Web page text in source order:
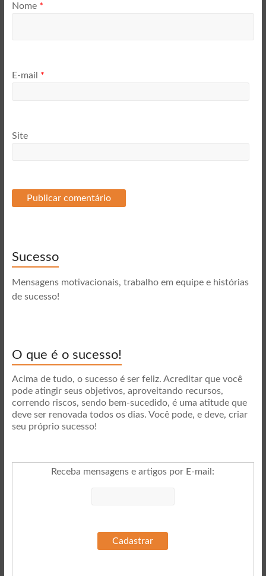
Nome *
E-mail *
Site
Sucesso
Mensagens motivacionais, trabalho em equipe e histórias
de sucesso!
O que é o sucesso!
Acima de tudo, o sucesso é ser feliz. Acreditar que você
pode atingir seus objetivos, aproveitando recursos,
correndo riscos, sendo bem-sucedido, é uma atitude que
deve ser renovada todos os dias. Você pode, e deve, criar
seu próprio sucesso!
Receba mensagens e artigos por E-mail :